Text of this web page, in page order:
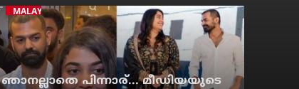
MALAYALAM CINEMA
ഞാനല്ലാതെ പിന്നാര്... മീഡിയയുടെ